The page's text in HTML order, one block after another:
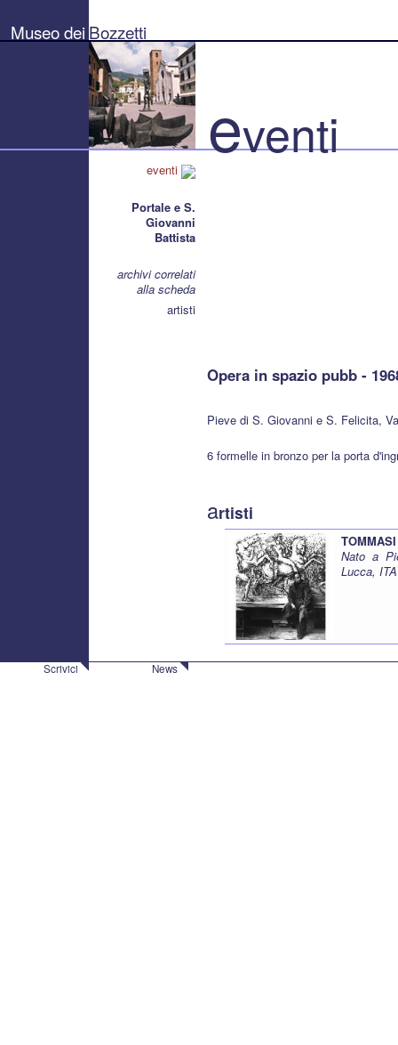
Bozzetti
"Pierluigi
Museo dei Bozzetti
eventi
Portale e S.
Giovanni
Battista
archivi correlati
alla scheda
artisti
eventi
Opera in spazio pubb -
Pieve di S. Giovanni e S. Felicita,
6 formelle in bronzo per la porta
artisti
Nato a
Lucca,
Scrivici News